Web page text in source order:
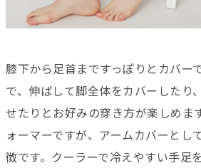
膝下から足首まですっぽりとカバー
で、伸ばして脚全体をカバーしたり
せたりとお好みの穿き方が楽しめま
ォーマーですが、アームカバーとし
徴です。クーラーで冷えやすい手足